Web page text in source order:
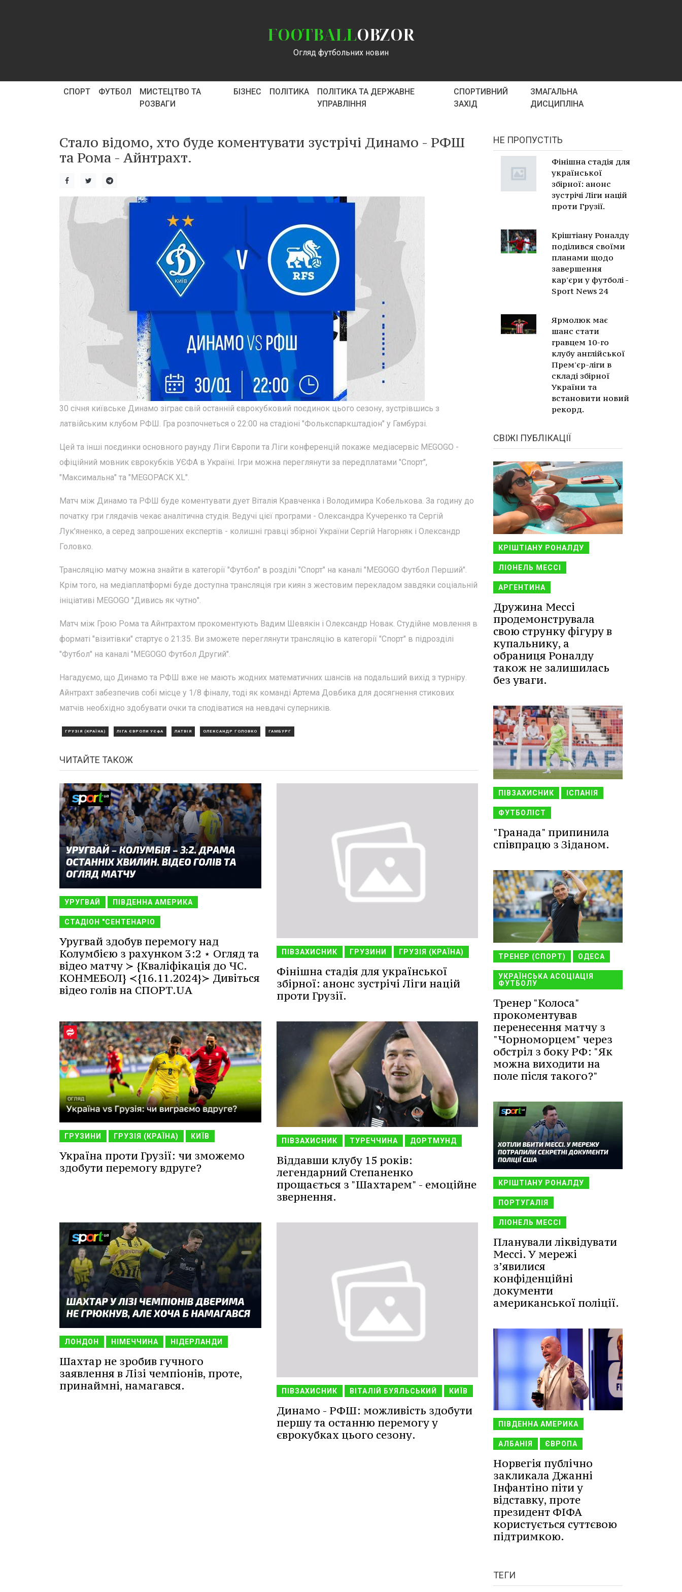
FOOTBALLOBZOR
Огляд футбольних новин
СПОРТ ФУТБОЛ
МИСТЕЦТВО ТА
РОЗВАГИ
БІЗНЕС ПОЛІТИКА
ПОЛІТИКА ТА ДЕРЖАВНЕ
УПРАВЛІННЯ
СПОРТИВНИЙ
ЗАХІД
ЗМАГАЛЬНА
ДИСЦИПЛІНА
Стало відомо, хто буде коментувати зустрічі Динамо - РФШ
та Рома - Айнтрахт.
30 січня київське Динамо зіграє свій останній єврокубковий поєдинок цього сезону, зустрівшись з
латвійським клубом РФШ. Гра розпочнеться о 22:00 на стадіоні "Фолькспаркштадіон" у Гамбурзі.
Цей та інші поєдинки основного раунду Ліги Європи та Ліги конференцій покаже медіасервіс MEGOGO -
офіційний мовник єврокубків УЄФА в Україні. Ігри можна переглянути за передплатами "Спорт",
"Максимальна" та "MEGOPACK XL".
Матч між Динамо та РФШ буде коментувати дует Віталія Кравченка і Володимира Кобелькова. За годину до
початку гри глядачів чекає аналітична студія. Ведучі цієї програми - Олександра Кучеренко та Сергій
Лук'яненко, а серед запрошених експертів - колишні гравці збірної України Сергій Нагорняк і Олександр
Головко.
Трансляцію матчу можна знайти в категорії "Футбол" в розділі "Спорт" на каналі "MEGOGO Футбол Перший".
Крім того, на медіаплатформі буде доступна трансляція гри киян з жестовим перекладом завдяки соціальній
ініціативі MEGOGO "Дивись як чутно".
Матч між Грою Рома та Айнтрахтом прокоментують Вадим Шевякін і Олександр Новак. Студійне мовлення в
форматі "візитівки" стартує о 21:35. Ви зможете переглянути трансляцію в категорії "Спорт" в підрозділі
"Футбол" на каналі "MEGOGO Футбол Другий".
Нагадуємо, що Динамо та РФШ вже не мають жодних математичних шансів на подальший вихід з турніру.
Айнтрахт забезпечив собі місце у 1/8 фіналу, тоді як команді Артема Довбика для досягнення стикових
матчів необхідно здобувати очки та сподіватися на невдачі суперників.
ГРУЗІЯ (КРАЇНА) ЛІГА ЄВРОПИ УЄФА ЛАТВІЯ ОЛЕКСАНДР ГОЛОВКО ГАМБУРГ
ЧИТАЙТЕ ТАКОЖ
УРУГВАЙ ПІВДЕННА АМЕРИКА
СТАДІОН "СЕНТЕНАРІО
Уругвай здобув перемогу над
Колумбією з рахунком 3:2 ⋆ Огляд та
відео матчу ≻ {Кваліфікація до ЧС.
КОНМЕБОЛ} ≺{16.11.2024}≻ Дивіться
відео голів на СПОРТ.UA
ПІВЗАХИСНИК ГРУЗИНИ ГРУЗІЯ (КРАЇНА)
Фінішна стадія для української
збірної: анонс зустрічі Ліги націй
проти Грузії.
ГРУЗИНИ ГРУЗІЯ (КРАЇНА) КИЇВ
Україна проти Грузії: чи зможемо
здобути перемогу вдруге?
ПІВЗАХИСНИК ТУРЕЧЧИНА ДОРТМУНД
Віддавши клубу 15 років:
легендарний Степаненко
прощається з "Шахтарем" - емоційне
звернення.
ЛОНДОН НІМЕЧЧИНА НІДЕРЛАНДИ
Шахтар не зробив гучного
заявлення в Лізі чемпіонів, проте,
принаймні, намагався.
ПІВЗАХИСНИК ВІТАЛІЙ БУЯЛЬСЬКИЙ КИЇВ
Динамо - РФШ: можливість здобути
першу та останню перемогу у
єврокубках цього сезону.
НЕ ПРОПУСТІТЬ
Фінішна стадія для
української
збірної: анонс
зустрічі Ліги націй
проти Грузії.
Кріштіану Роналду
поділився своїми
планами щодо
завершення
кар'єри у футболі -
Sport News 24
Ярмолюк має
шанс стати
гравцем 10-го
клубу англійської
Прем'єр-ліги в
складі збірної
України та
встановити новий
рекорд.
СВІЖІ ПУБЛІКАЦІЇ
КРІШТІАНУ РОНАЛДУ
ЛІОНЕЛЬ МЕССІ
АРГЕНТИНА
Дружина Мессі
продемонструвала
свою струнку фігуру в
купальнику, а
обраниця Роналду
також не залишилась
без уваги.
ПІВЗАХИСНИК ІСПАНІЯ
ФУТБОЛІСТ
"Гранада" припинила
співпрацю з Зіданом.
ТРЕНЕР (СПОРТ) ОДЕСА
УКРАЇНСЬКА АСОЦІАЦІЯ
ФУТБОЛУ
Тренер "Колоса"
прокоментував
перенесення матчу з
"Чорноморцем" через
обстріл з боку РФ: "Як
можна виходити на
поле після такого?"
КРІШТІАНУ РОНАЛДУ
ПОРТУГАЛІЯ
ЛІОНЕЛЬ МЕССІ
Планували ліквідувати
Мессі. У мережі
з’явилися
конфіденційні
документи
американської поліції.
ПІВДЕННА АМЕРИКА
АЛБАНІЯ ЄВРОПА
Норвегія публічно
закликала Джанні
Інфантіно піти у
відставку, проте
президент ФІФА
користується суттєвою
підтримкою.
ТЕГИ